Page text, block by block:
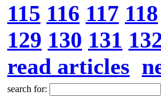
115 116 117 118
129 130 131
read articles
search for: